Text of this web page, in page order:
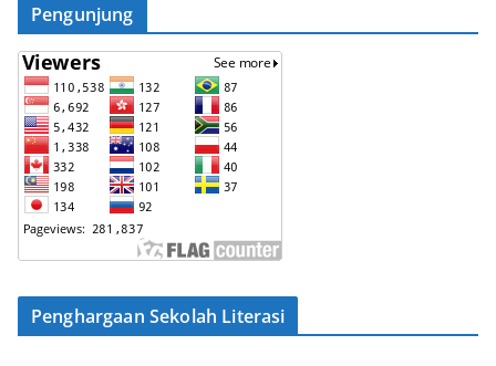
Pengunjung
Penghargaan Sekolah Literasi